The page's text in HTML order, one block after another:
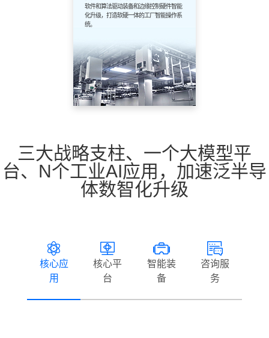
软件和算法驱动装备和边缘控制硬件智能
化升级，打造软硬一体的工厂智能操作系
统。
三大战略支柱、一个大模型平
台、N个工业AI应用，加速泛半导
体数智化升级
核心应
用
核心平
台
智能装
备
咨询服
务